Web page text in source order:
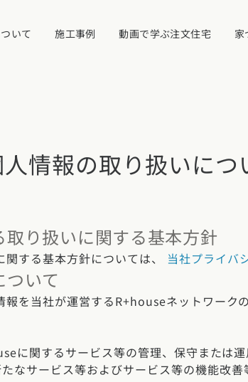
いて 施工事例 動画で学ぶ注文住宅 家
県秋田県山形県福島県
県
近くの工
情報の取り扱いにつ
り扱いに関する基本方針
する基本方針については、 当社プライバ
いて
報を当社が運営するR+houseネットワーク
に関するサービス等の管理、保守または運
なサービス等およびサービス等の機能改